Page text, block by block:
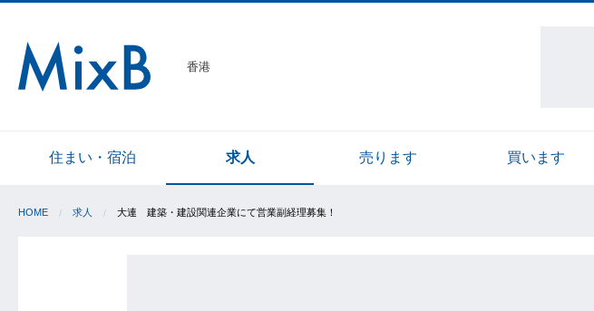
香港
住まい・宿泊 求人 売ります 買います
HOME 求人 大連 建築・建設関連企業にて営業副経理募集！